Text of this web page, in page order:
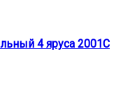
4 яруса 2001C